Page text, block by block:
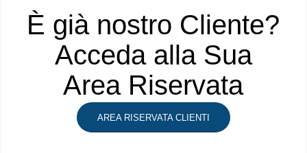
È già nostro Cliente?
Acceda alla Sua
Area Riservata
AREA RISERVATA CLIENTI